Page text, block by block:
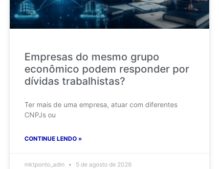
Empresas do mesmo grupo
econômico podem responder por
dívidas trabalhistas?
Ter mais de uma empresa, atuar com diferentes
CNPJs ou
CONTINUE LENDO »
mktponto_adm 5 de agosto de 2026